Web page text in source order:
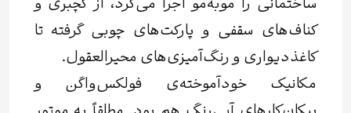
کناف‌های سقفی و پارکت‌های چوبی گرفته تا
کاغذدیواری و رنگ‌آمیزی‌های محیرالعقول.
مکانیک خودآموخته‌ی فولکس‌واگن و